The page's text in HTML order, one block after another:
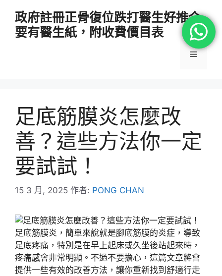
政府註冊正骨復位跌打醫生好推介
要有醫生紙，附收費價目表
選
足底筋膜炎怎麼改
善？這些方法你一定
要試試！
15 3 月, 2025 作者: PONG CHAN
足底筋膜炎，簡單來說就是腳底筋膜的炎症，導致
足底疼痛，特別是在早上起床或久坐後站起來時，
疼痛感會非常明顯。不過不要擔心，這篇文章將會
提供一些有效的改善方法，讓你重新找到舒適行走